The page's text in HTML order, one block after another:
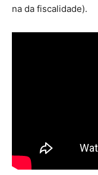
na da fiscalidade).